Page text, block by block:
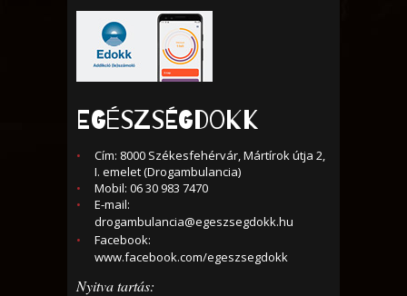
EGÉSZSÉGDOKK
Cím: 8000 Székesfehérvár, Mártírok útja 2,
I. emelet (Drogambulancia)
Mobil: 06 30 983 7470
E-mail:
drogambulancia@egeszsegdokk.hu
Facebook:
www.facebook.com/egeszsegdokk
Nyitva tartás: